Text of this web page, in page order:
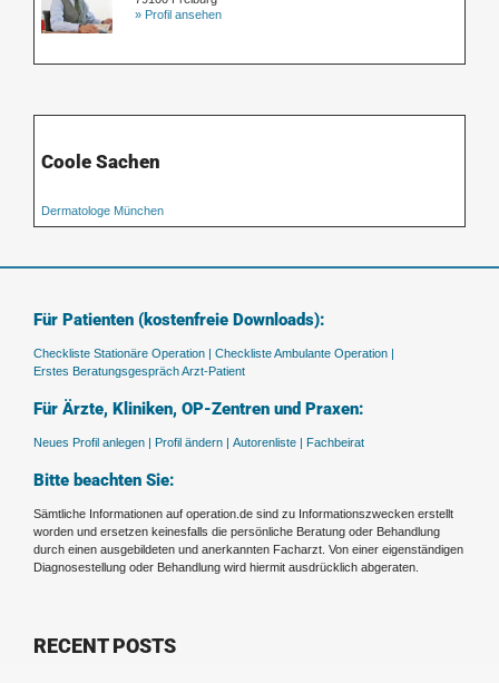
» Profil ansehen
Coole Sachen
Dermatologe München
Für Patienten (kostenfreie Downloads):
Checkliste Stationäre Operation |
Checkliste Ambulante Operation |
Erstes Beratungsgespräch Arzt-Patient
Für Ärzte, Kliniken, OP-Zentren und Praxen:
Neues Profil anlegen | Profil ändern | Autorenliste | Fachbeirat
Bitte beachten Sie:
Sämtliche Informationen auf operation.de sind zu Informationszwecken erstellt
worden und ersetzen keinesfalls die persönliche Beratung oder Behandlung
durch einen ausgebildeten und anerkannten Facharzt. Von einer eigenständigen
Diagnosestellung oder Behandlung wird hiermit ausdrücklich abgeraten.
RECENT POSTS